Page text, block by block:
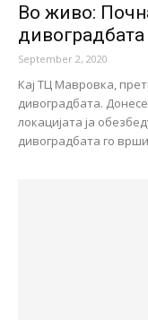
Во живо:
дивоградбата
September 2, 2020
Кај ТЦ Мавровка,
дивоградбата.
локацијата ја
дивоградбата го врши